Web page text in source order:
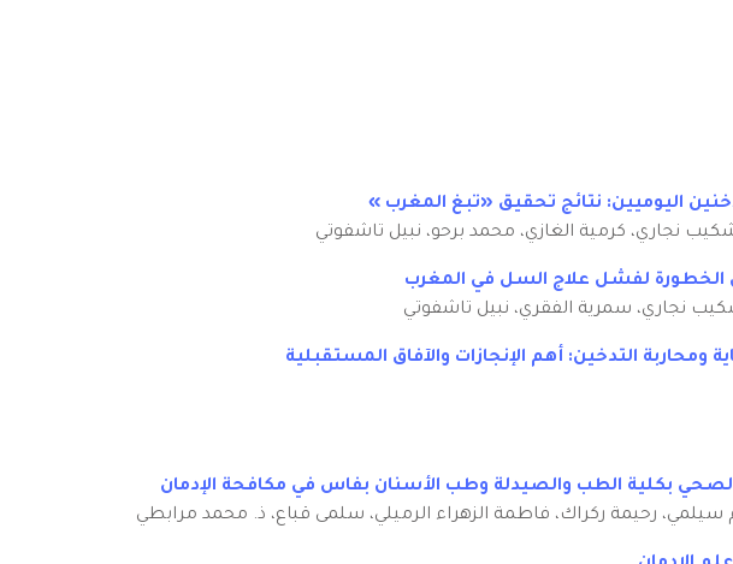
اليوميين: نتائج تحقيق «تبغ المغرب »
نجاري، كرمية الغازي، محمد برحو، نبيل تاشفوتي
الخطورة لفشل علاج السل في المغرب
نجاري، سمرية الفقري، نبيل تاشفوتي
ومحاربة التدخين: أهم الإنجازات والآفاق المستقبلية
الصحي بكلية الطب والصيدلة وطب الأسنان بفاس في مكافحة الإدمان
سيلمي، رحيمة ركراك، فاطمة الزهراء الرميلي، سلمى قباع، ذ. محمد مرابطي